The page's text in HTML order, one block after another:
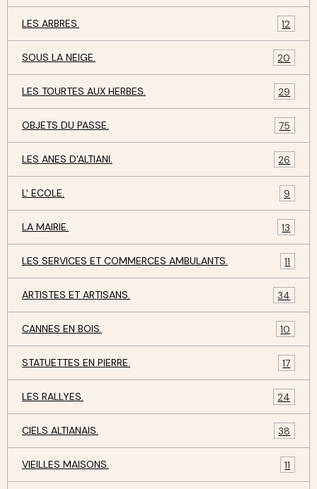
LES ARBRES. 12
SOUS LA NEIGE. 20
LES TOURTES AUX HERBES. 29
OBJETS DU PASSE. 75
LES ANES D'ALTIANI. 26
L' ECOLE. 9
LA MAIRIE. 13
LES SERVICES ET COMMERCES AMBULANTS. 11
ARTISTES ET ARTISANS. 34
CANNES EN BOIS. 10
STATUETTES EN PIERRE. 17
LES RALLYES. 24
CIELS ALTIANAIS. 38
VIEILLES MAISONS. 11